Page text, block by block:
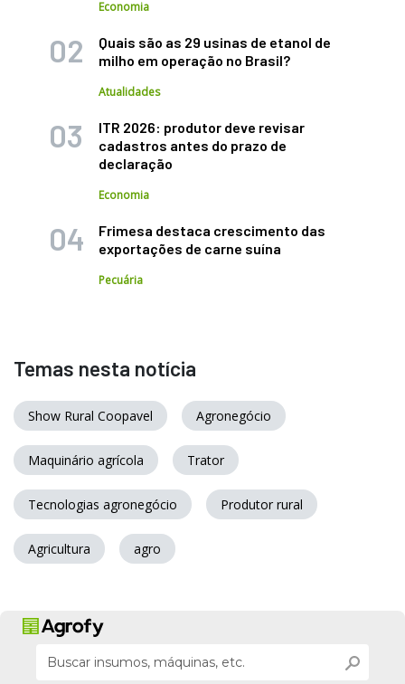
Economia
Quais são as 29 usinas de etanol de
milho em operação no Brasil?
Atualidades
ITR 2026: produtor deve revisar
cadastros antes do prazo de
declaração
Economia
Frimesa destaca crescimento das
exportações de carne suína
Pecuária
Temas nesta notícia
Show Rural Coopavel Agronegócio
Maquinário agrícola Trator
Tecnologias agronegócio Produtor rural
Agricultura agro